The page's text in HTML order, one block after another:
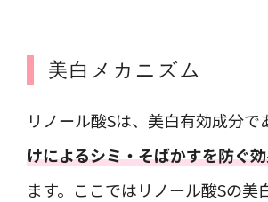
美白メカニズム
リノール酸Sは、美白有効成分で
けによるシミ・そばかすを防ぐ
ます。ここではリノール酸Sの美